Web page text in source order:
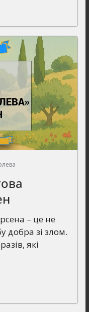
– це не
добра зі злом.
які